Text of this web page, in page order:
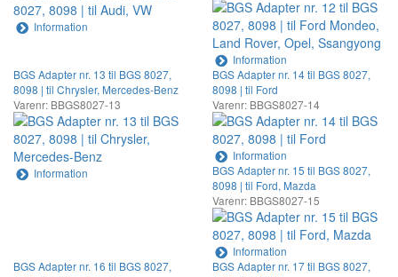
Information
Information
BGS Adapter nr. 13 til BGS 8027,
8098 | til Chrysler, Mercedes-Benz
Varenr: BBGS8027-13
Information
BGS Adapter nr. 14 til BGS 8027,
8098 | til Ford
Varenr: BBGS8027-14
Information
BGS Adapter nr. 15 til BGS 8027,
8098 | til Ford, Mazda
Varenr: BBGS8027-15
Information
BGS Adapter nr. 16 til BGS 8027,
BGS Adapter nr. 17 til BGS 8027,